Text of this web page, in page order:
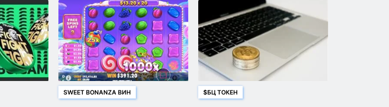
SWEET BONANZA ВИН $БЦ ТОКЕН